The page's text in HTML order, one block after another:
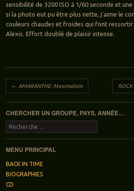
sensibilité de 3200 ISO à 1/60 seconde et
si la photo eut pu être plus nette, j’aime le
couleurs chaudes et froides qui font
Alexis. Effort doublé de plaisir intense.
Navigation des articles
← AMARANTHE: Maximalism
CHERCHER UN GROUPE, PAYS, ANNÉE…
Recherche
MENU PRINCIPAL
BACK IN TIME
BIOGRAPHIES
CD